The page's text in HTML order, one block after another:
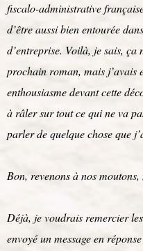
fiscalo-administrative
d’être aussi bien entourée
d’entreprise. Voilà, je sais, ça
prochain roman, mais j’avais
enthousiasme devant cette
à râler sur tout ce qui ne va
parler de quelque chose que
Bon, revenons à nos
Déjà, je voudrais remercier
envoyé un message en